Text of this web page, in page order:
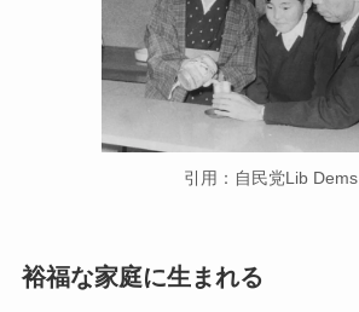
引用：自民党Lib Dems
裕福な家庭に生まれる